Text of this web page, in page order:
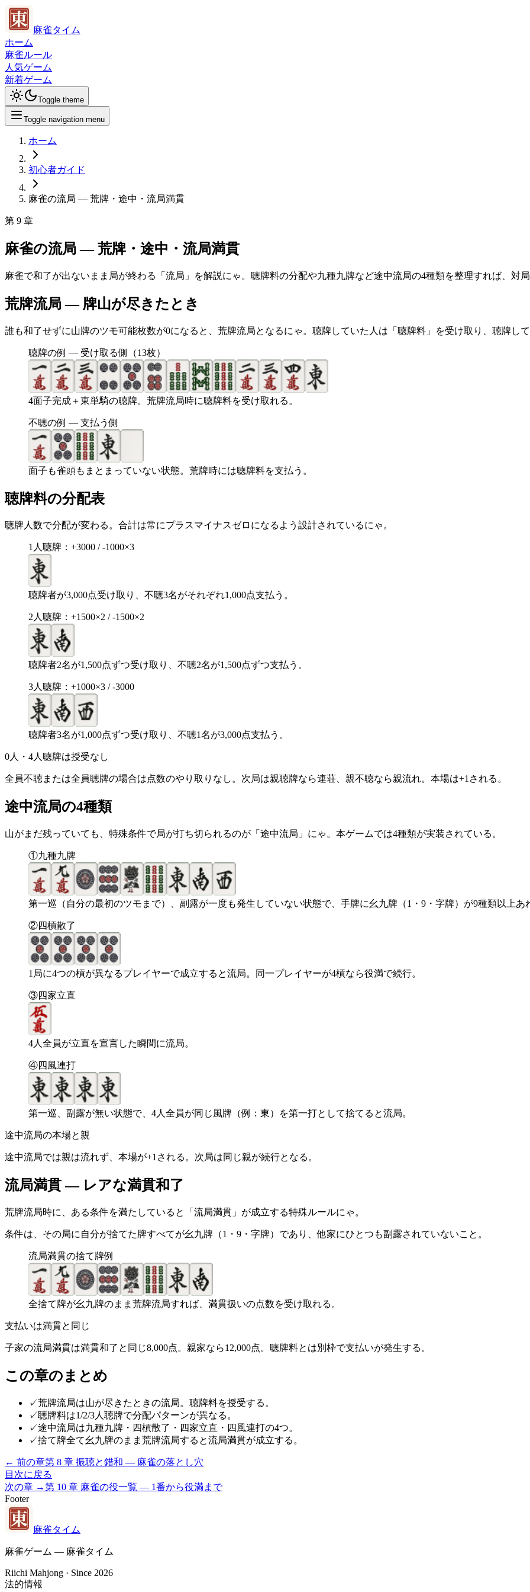
麻雀タイム
ホーム
麻雀ルール
人気ゲーム
新着ゲーム
Toggle theme
Toggle navigation menu
ホーム
初心者ガイド
麻雀の流局 — 荒牌・途中・流局満貫
第 9 章
麻雀の流局 — 荒牌・途中・流局満貫
麻雀で和了が出ないまま局が終わる「流局」を解説にゃ。聴牌料の分配や九種九牌など途中流局の4種類を整理すれば、対
荒牌流局 — 牌山が尽きたとき
誰も和了せずに山牌のツモ可能枚数が0になると、荒牌流局となるにゃ。聴牌していた人は「聴牌料」を受け取り、聴牌し
聴牌の例 — 受け取る側（13枚）
4面子完成＋東単騎の聴牌。荒牌流局時に聴牌料を受け取れる。
不聴の例 — 支払う側
面子も雀頭もまとまっていない状態。荒牌時には聴牌料を支払う。
聴牌料の分配表
聴牌人数で分配が変わる。合計は常にプラスマイナスゼロになるよう設計されているにゃ。
1人聴牌：+3000 / -1000×3
聴牌者が3,000点受け取り、不聴3名がそれぞれ1,000点支払う。
2人聴牌：+1500×2 / -1500×2
聴牌者2名が1,500点ずつ受け取り、不聴2名が1,500点ずつ支払う。
3人聴牌：+1000×3 / -3000
聴牌者3名が1,000点ずつ受け取り、不聴1名が3,000点支払う。
0人・4人聴牌は授受なし
全員不聴または全員聴牌の場合は点数のやり取りなし。次局は親聴牌なら連荘、親不聴なら親流れ。本場は+1される。
途中流局の4種類
山がまだ残っていても、特殊条件で局が打ち切られるのが「途中流局」にゃ。本ゲームでは4種類が実装されている。
①九種九牌
第一巡（自分の最初のツモまで）、副露が一度も発生していない状態で、手牌に幺九牌（1・9・字牌）が9種類以上あ
②四槓散了
1局に4つの槓が異なるプレイヤーで成立すると流局。同一プレイヤーが4槓なら役満で続行。
③四家立直
4人全員が立直を宣言した瞬間に流局。
④四風連打
第一巡、副露が無い状態で、4人全員が同じ風牌（例：東）を第一打として捨てると流局。
途中流局の本場と親
途中流局では親は流れず、本場が+1される。次局は同じ親が続行となる。
流局満貫 — レアな満貫和了
荒牌流局時に、ある条件を満たしていると「流局満貫」が成立する特殊ルールにゃ。
条件は、その局に自分が捨てた牌すべてが幺九牌（1・9・字牌）であり、他家にひとつも副露されていないこと。
流局満貫の捨て牌例
全捨て牌が幺九牌のまま荒牌流局すれば、満貫扱いの点数を受け取れる。
支払いは満貫と同じ
子家の流局満貫は満貫和了と同じ8,000点。親家なら12,000点。聴牌料とは別枠で支払いが発生する。
この章のまとめ
✓荒牌流局は山が尽きたときの流局。聴牌料を授受する。
✓聴牌料は1/2/3人聴牌で分配パターンが異なる。
✓途中流局は九種九牌・四槓散了・四家立直・四風連打の4つ。
✓捨て牌全て幺九牌のまま荒牌流局すると流局満貫が成立する。
← 前の章第 8 章 振聴と錯和 — 麻雀の落とし穴
目次に戻る
次の章 →第 10 章 麻雀の役一覧 — 1番から役満まで
Footer
麻雀タイム
麻雀ゲーム — 麻雀タイム
Riichi Mahjong · Since 2026
法的情報